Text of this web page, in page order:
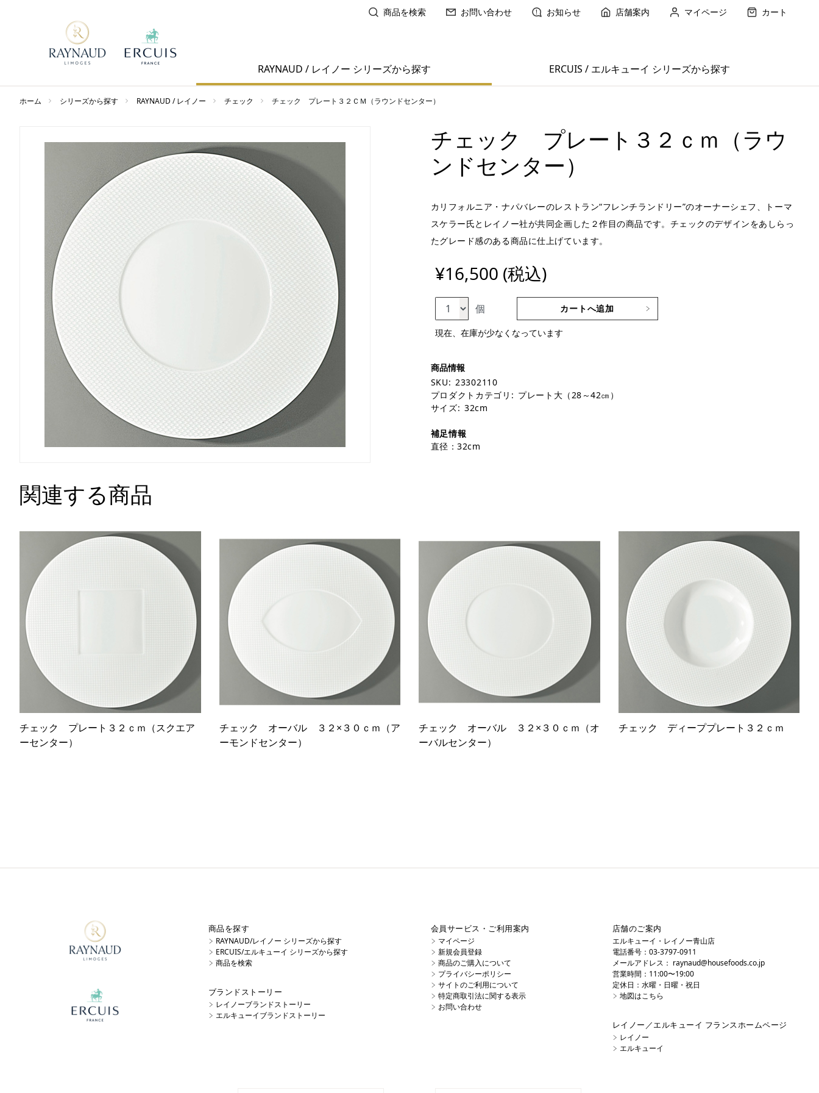
商品を検索 お問い合わせ お知らせ 店舗案内 マイページ カート
RAYNAUD / レイノー シリーズから探す ERCUIS / エルキューイ シリーズから探す
ホーム シリーズから探す RAYNAUD / レイノー チェック チェック プレート３２ＣＭ（ラウンドセンター）
チェック プレート３２ｃｍ（ラウ
ンドセンター）
カリフォルニア・ナパバレーのレストラン“フレンチランドリー”のオーナーシェフ、トーマ
スケラー氏とレイノー社が共同企画した２作目の商品です。チェックのデザインをあしらっ
たグレード感のある商品に仕上げています。
¥16,500 (税込)
個 カートへ追加
現在、在庫が少なくなっています
SKU: 23302110
プロダクトカテゴリ: プレート大（28～42㎝）
サイズ: 32cm
補足情報
直径：32cm
関連する商品
チェック プレート３２ｃｍ（スクエア
ーセンター）
チェック オーバル ３２×３０ｃｍ（ア
ーモンドセンター）
チェック オーバル ３２×３０ｃｍ（オ
ーバルセンター）
チェック ディーププレート３２ｃｍ
商品を探す
RAYNAUD/レイノー シリーズから探す
ERCUIS/エルキューイ シリーズから探す
商品を検索
ブランドストーリー
レイノーブランドストーリー
エルキューイブランドストーリー
会員サービス・ご利用案内
マイページ
新規会員登録
商品のご購入について
プライバシーポリシー
サイトのご利用について
特定商取引法に関する表示
お問い合わせ
店舗のご案内
エルキューイ・レイノー青山店
電話番号：03-3797-0911
メールアドレス： raynaud@housefoods.co.jp
営業時間：11:00〜19:00
定休日：水曜・日曜・祝日
地図はこちら
レイノー／エルキューイ フランスホームページ
レイノー
エルキューイ